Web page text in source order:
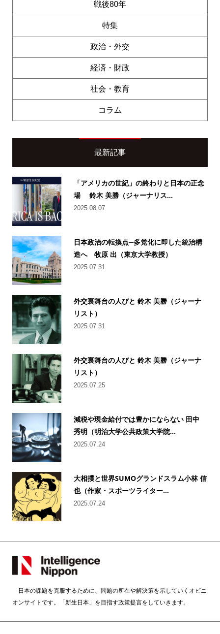
戦後80年
特集
政治・外交
経済・財政
社会・教育
コラム
最新記事
「アメリカの世紀」の終わりと日本の正念
場 鈴木 美勝（ジャーナリス...
2025.08.07
日本政治の転換点─多党化に即した統治構
造へ 牧原 出（東京大学教授）
2025.07.31
外交裏舞台の人びと 鈴木 美勝（ジャーナ
リスト）
2025.07.31
外交裏舞台の人びと 鈴木 美勝（ジャーナ
リスト）
2025.07.25
減税や現金給付では豊かにならない 田中
秀明（明治大学公共政策大学院...
2025.07.24
大相撲と世界SUMOグランドスラム小林 信
也（作家・スポーツライター...
2025.07.24
日本の課題を克服するために、問題の所在や解決策を示していくオピニ
オンサイトです。「新生日本」を目指す政策提言をしていきます。